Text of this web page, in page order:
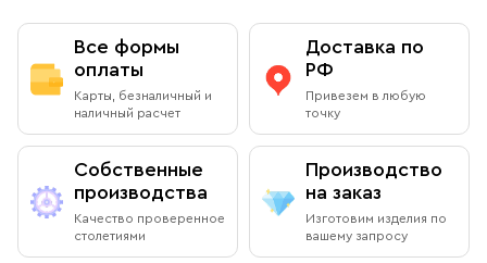
Все формы
оплаты
Карты, безналичный и
наличный расчет
Доставка по
РФ
Привезем в любую
точку
Собственные
производства
Качество проверенное
столетиями
Производство
на заказ
Изготовим изделия по
вашему запросу